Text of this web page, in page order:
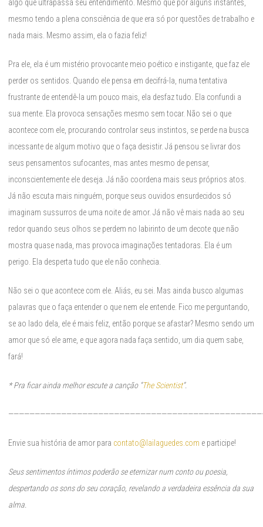
algo que ultrapassa seu entendimento. Mesmo que por alguns instantes,
mesmo tendo a plena consciência de que era só por questões de trabalho e
nada mais. Mesmo assim, ela o fazia feliz!
Pra ele, ela é um mistério provocante meio poético e instigante, que faz ele
perder os sentidos. Quando ele pensa em decifrá-la, numa tentativa
frustrante de entendê-la um pouco mais, ela desfaz tudo. Ela confundi a
sua mente. Ela provoca sensações mesmo sem tocar. Não sei o que
acontece com ele, procurando controlar seus instintos, se perde na busca
incessante de algum motivo que o faça desistir. Já pensou se livrar dos
seus pensamentos sufocantes, mas antes mesmo de pensar,
inconscientemente ele deseja. Já não coordena mais seus próprios atos.
Já não escuta mais ninguém, porque seus ouvidos ensurdecidos só
imaginam sussurros de uma noite de amor. Já não vê mais nada ao seu
redor quando seus olhos se perdem no labirinto de um decote que não
mostra quase nada, mas provoca imaginações tentadoras. Ela é um
perigo. Ela desperta tudo que ele não conhecia.
Não sei o que acontece com ele. Aliás, eu sei. Mas ainda busco algumas
palavras que o faça entender o que nem ele entende. Fico me perguntando,
se ao lado dela, ele é mais feliz, então porque se afastar? Mesmo sendo um
amor que só ele ame, e que agora nada faça sentido, um dia quem sabe,
fará!
* Pra ficar ainda melhor escute a canção “The Scientist”.
Envie sua história de amor para contato@lailaguedes.com e participe!
Seus sentimentos íntimos poderão se eternizar num conto ou poesia,
despertando os sons do seu coração, revelando a verdadeira essência da sua
alma.